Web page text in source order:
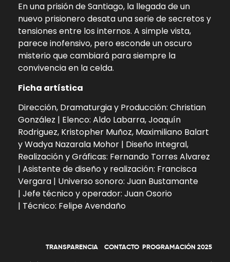
En una prisión de Santiago, la llegada de un
nuevo prisionero desata una serie de secretos y
tensiones entre los internos. A simple vista,
parece inofensivo, pero esconde un oscuro
misterio que cambiará para siempre la
convivencia en la celda.
Ficha artística
Dirección, Dramaturgia y Producción: Christian
González | Elenco: Aldo Labarra, Joaquín
Rodriguez, Kristopher Muñoz, Maximiliano Balart
y Wadya Nazarala Mohor | Diseño Integral,
Realización y Gráficas: Fernando Torres Alvarez
| Asistente de diseño y realización: Francisca
Vergara | Universo sonoro: Juan Bustamante
| Jefe técnico y operador: Juan Osorio
| Técnico: Felipe Avendaño
TRANSPARENCIA CONTACTO PROGRAMACIÓN 2025